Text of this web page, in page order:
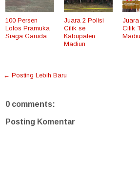
100 Persen
Lolos Pramuka
Siaga Garuda
Juara 2 Polisi
Cilik se
Kabupaten
Madiun
Cilik
← Posting Lebih Baru
0 comments:
Posting Komentar